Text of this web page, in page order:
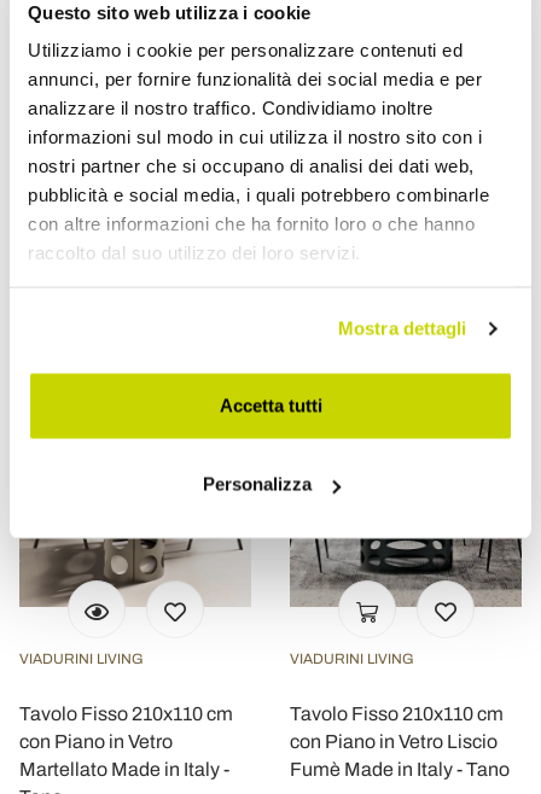
Questo sito web utilizza i cookie
Utilizziamo i cookie per personalizzare contenuti ed
annunci, per fornire funzionalità dei social media e per
analizzare il nostro traffico. Condividiamo inoltre
informazioni sul modo in cui utilizza il nostro sito con i
nostri partner che si occupano di analisi dei dati web,
pubblicità e social media, i quali potrebbero combinarle
con altre informazioni che ha fornito loro o che hanno
raccolto dal suo utilizzo dei loro servizi.
Mostra dettagli
Accetta tutti
Personalizza
Tavolo Fisso 210x110 cm
con Piano in Ceramica
Effetto Marmo - Tano
Tavolo Fisso 210x110 cm
con Piano in Vetro Rigato
Made in Italy - Tano
VIADURINI LIVING
Tavolo Fisso 210x110 cm
con Piano in Vetro
Martellato Made in Italy -
VIADURINI LIVING
Tavolo Fisso 210x110 cm
con Piano in Vetro Liscio
Fumè Made in Italy - Tano